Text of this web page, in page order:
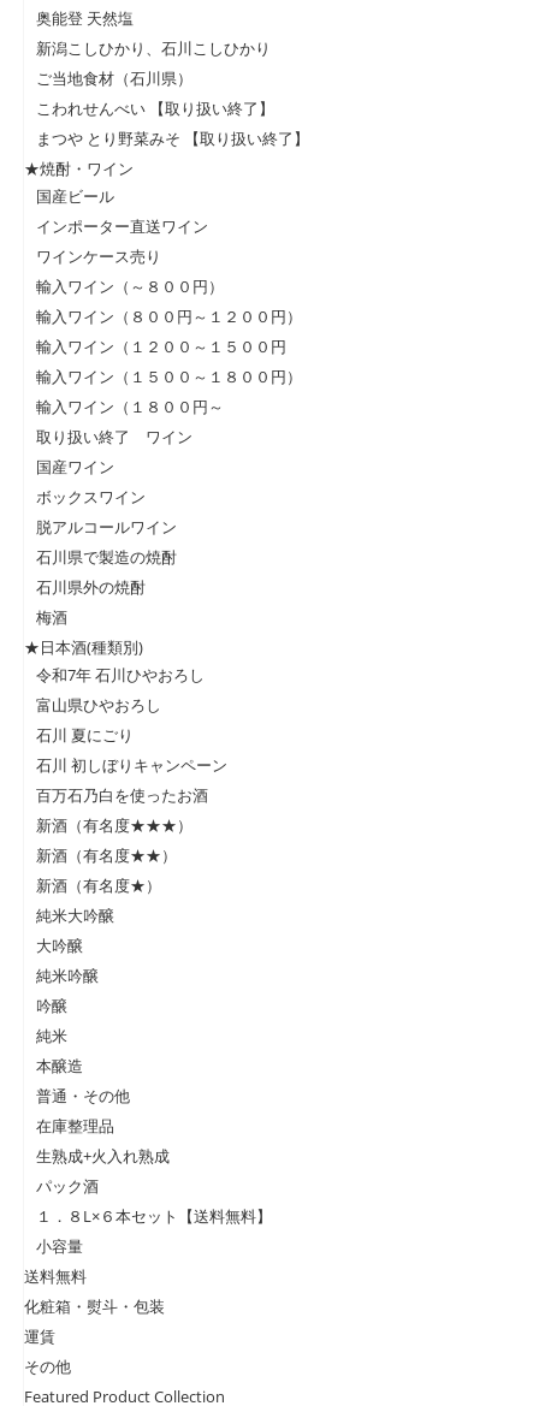
奥能登 天然塩
新潟こしひかり、石川こしひかり
ご当地食材（石川県）
こわれせんべい 【取り扱い終了】
まつや とり野菜みそ 【取り扱い終了】
★焼酎・ワイン
国産ビール
インポーター直送ワイン
ワインケース売り
輸入ワイン（～８００円）
輸入ワイン（８００円～１２００円）
輸入ワイン（１２００～１５００円
輸入ワイン（１５００～１８００円）
輸入ワイン（１８００円～
取り扱い終了 ワイン
国産ワイン
ボックスワイン
脱アルコールワイン
石川県で製造の焼酎
石川県外の焼酎
梅酒
★日本酒(種類別)
令和7年 石川ひやおろし
富山県ひやおろし
石川 夏にごり
石川 初しぼりキャンペーン
百万石乃白を使ったお酒
新酒（有名度★★★）
新酒（有名度★★）
新酒（有名度★）
純米大吟醸
大吟醸
純米吟醸
吟醸
純米
本醸造
普通・その他
在庫整理品
生熟成+火入れ熟成
パック酒
１．８L×６本セット【送料無料】
小容量
送料無料
化粧箱・熨斗・包装
運賃
その他
Featured Product Collection